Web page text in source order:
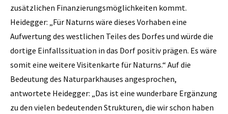
zusätzlichen Finanzierungsmöglichkeiten kommt.
Heidegger: „Für Naturns wäre dieses Vorhaben eine
Aufwertung des westlichen Teiles des Dorfes und würde die
dortige Einfallssituation in das Dorf positiv prägen. Es wäre
somit eine weitere Visitenkarte für Naturns.“ Auf die
Bedeutung des Naturparkhauses angesprochen,
antwortete Heidegger: „Das ist eine wunderbare Ergänzung
zu den vielen bedeutenden Strukturen, die wir schon haben